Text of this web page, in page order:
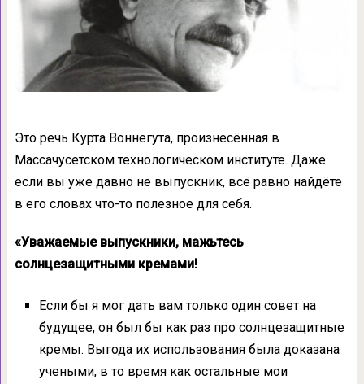
Это речь Курта Воннегута, произнесённая в
Массачусетском технологическом институте. Даже
если вы уже давно не выпускник, всё равно найдёте
в его словах что-то полезное для себя.
«Уважаемые выпускники, мажьтесь
солнцезащитными кремами!
Если бы я мог дать вам только один совет на
будущее, он был бы как раз про солнцезащитные
кремы. Выгода их использования была доказана
учеными, в то время как остальные мои